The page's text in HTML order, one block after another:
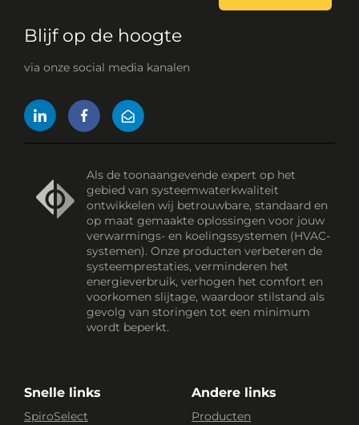
Blijf op de hoogte
via onze social media kanalen
Als de toonaangevende expert op het
gebied van systeemwaterkwaliteit
ontwikkelen wij betrouwbare, standaard en
op maat gemaakte oplossingen voor jouw
verwarmings- en koelingssystemen (HVAC-
systemen). Onze producten verbeteren de
systeemprestaties, verminderen het
energieverbruik, verhogen het comfort en
voorkomen slijtage, waardoor stilstand als
gevolg van storingen tot een minimum
wordt beperkt.
Snelle links
SpiroSelect
Andere links
Producten